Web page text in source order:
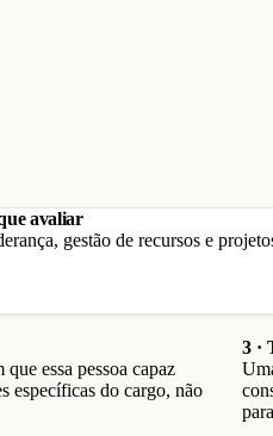
avaliar
gestão de recursos e
essa pessoa capaz
específicas do cargo, não
3 ·